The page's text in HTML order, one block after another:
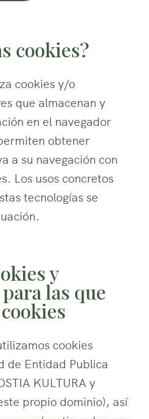
cookies?
cookies y/o
que almacenan y
en el navegador
obtener
a su navegación con
Los usos concretos
tecnologías se
y
las que
cookies
de Entidad Publica
KULTURA y
propio dominio), así